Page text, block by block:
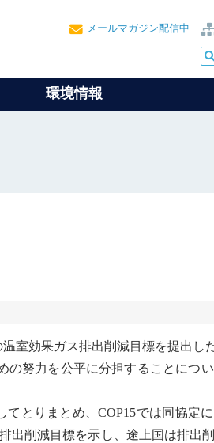
メールマガジン配信中
環境情報
温室効果ガス排出削減目標を提出し
努力を公平に分担することにつ
とりまとめ、COP15では同協定
出削減目標を示し、 途上国 は排出